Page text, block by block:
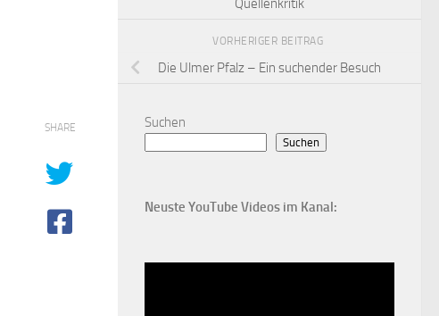
SHARE
Quellenkritik
VORHERIGER BEITRAG
Die Ulmer Pfalz – Ein suchender Besuch
Suchen
Suchen
Neuste YouTube Videos im Kanal: